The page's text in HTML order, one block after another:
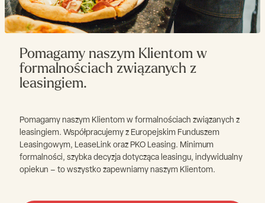
Pomagamy naszym Klientom w
formalnościach związanych z
leasingiem.
Pomagamy naszym Klientom w formalnościach związanych z
leasingiem. Współpracujemy z Europejskim Funduszem
Leasingowym, LeaseLink oraz PKO Leasing. Minimum
formalności, szybka decyzja dotycząca leasingu, indywidualny
opiekun – to wszystko zapewniamy naszym Klientom.